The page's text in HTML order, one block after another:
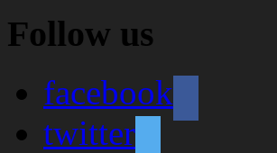
Follow us
facebook
twitter